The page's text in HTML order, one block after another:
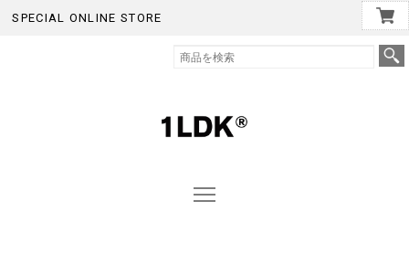
SPECIAL ONLINE STORE